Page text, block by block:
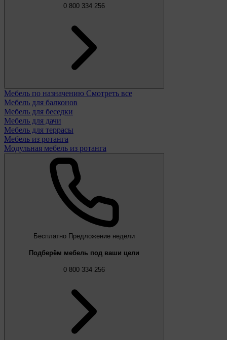
0 800 334 256
Мебель по назначению Смотреть все
Мебель для балконов
Мебель для беседки
Мебель для дачи
Мебель для террасы
Мебель из ротанга
Модульная мебель из ротанга
Бесплатно Предложение недели
Подберём мебель под ваши цели
0 800 334 256